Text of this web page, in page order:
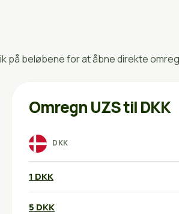
på beløbene for at åbne direkte
Omregn UZS til DKK
DKK
1 DKK
5 DKK